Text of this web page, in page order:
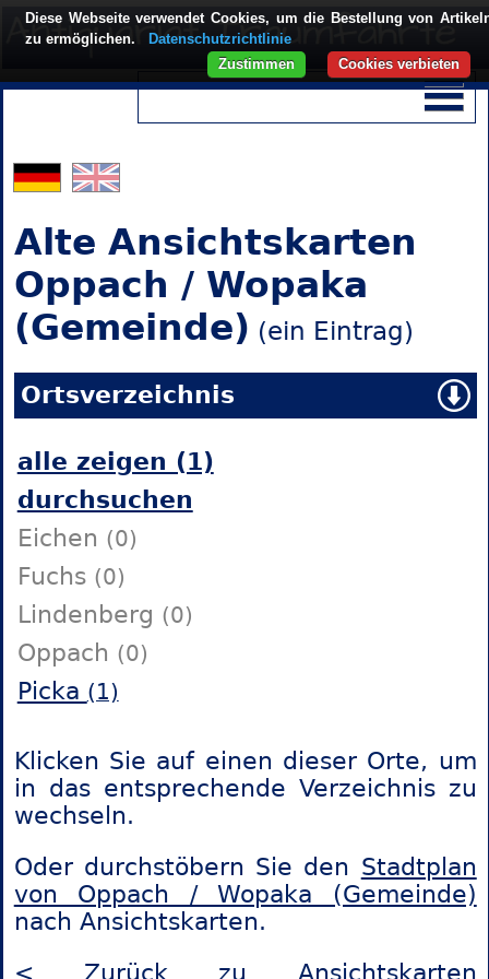
Alte Ansichtskarten
Oppach / Wopaka
(Gemeinde) (ein Eintrag)
Ortsverzeichnis
alle zeigen (1)
durchsuchen
Eichen (0)
Fuchs (0)
Lindenberg (0)
Oppach (0)
Picka (1)
Klicken Sie auf einen dieser Orte, um
in das entsprechende Verzeichnis zu
wechseln.
Oder durchstöbern Sie den Stadtplan
von Oppach / Wopaka (Gemeinde)
nach Ansichtskarten.
< Zurück zu Ansichtskarten
Diese Webseite verwendet Cookies, um die Bestellung von
zu ermöglichen.
Datenschutzrichtlinie
Cookies verbieten
Zustimmen